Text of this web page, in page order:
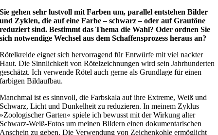
Sie gehen sehr lustvoll mit Farben um, parallel entstehen Bilder
und Zyklen, die auf eine Farbe – schwarz – oder auf Grautöne
reduziert sind. Bestimmt das Thema die Wahl? Oder ordnen Sie
sich notwendige Wechsel aus dem Schaffensprozess heraus an?
Rötelkreide eignet sich hervorragend für Entwürfe mit viel nackter
Haut. Die Sinnlichkeit von Rötelzeichnungen wird sein Jahrhunderten
geschätzt. Ich verwende Rötel auch gerne als Grundlage für einen
farbigen Bildaufbau.
Manchmal ist es sinnvoll, die Farbskala auf ihre Extreme, Weiß und
Schwarz, Licht und Dunkelheit zu reduzieren. In meinem Zyklus
»Zoologischer Garten« spiele ich bewusst mit der Wirkung alter
Schwarz-Weiß-Fotos um meinen Bildern einen dokumentarischen
Anschein zu geben. Die Verwendung von Zeichenkohle ermöglicht